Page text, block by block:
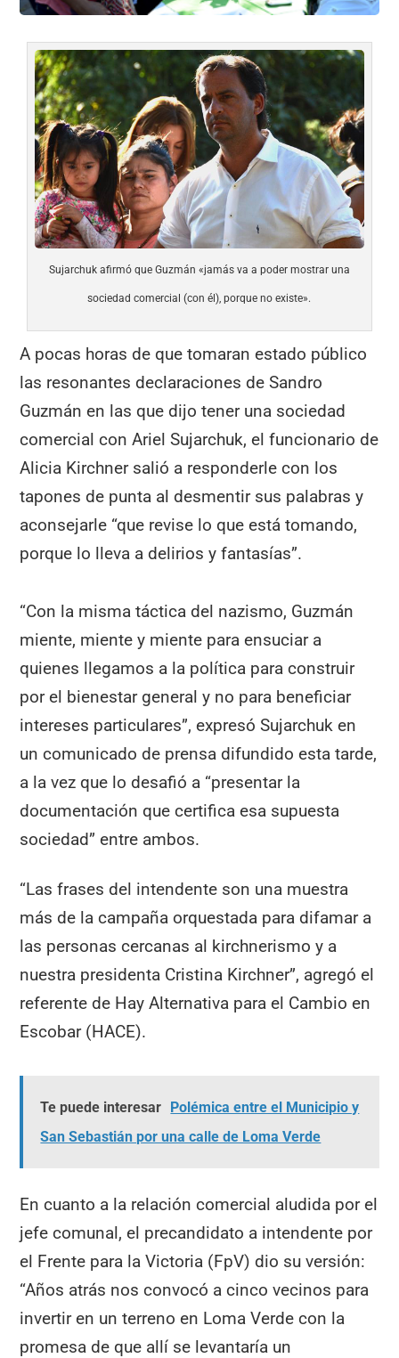
Sujarchuk afirmó que Guzmán «jamás va a poder mostrar una
sociedad comercial (con él), porque no existe».
A pocas horas de que tomaran estado público
las resonantes declaraciones de Sandro
Guzmán en las que dijo tener una sociedad
comercial con Ariel Sujarchuk, el funcionario de
Alicia Kirchner salió a responderle con los
tapones de punta al desmentir sus palabras y
aconsejarle “que revise lo que está tomando,
porque lo lleva a delirios y fantasías”.
“Con la misma táctica del nazismo, Guzmán
miente, miente y miente para ensuciar a
quienes llegamos a la política para construir
por el bienestar general y no para beneficiar
intereses particulares”, expresó Sujarchuk en
un comunicado de prensa difundido esta tarde,
a la vez que lo desafió a “presentar la
documentación que certifica esa supuesta
sociedad” entre ambos.
“Las frases del intendente son una muestra
más de la campaña orquestada para difamar a
las personas cercanas al kirchnerismo y a
nuestra presidenta Cristina Kirchner”, agregó el
referente de Hay Alternativa para el Cambio en
Escobar (HACE).
Te puede interesar Polémica entre el Municipio y
San Sebastián por una calle de Loma Verde
En cuanto a la relación comercial aludida por el
jefe comunal, el precandidato a intendente por
el Frente para la Victoria (FpV) dio su versión:
“Años atrás nos convocó a cinco vecinos para
invertir en un terreno en Loma Verde con la
promesa de que allí se levantaría un